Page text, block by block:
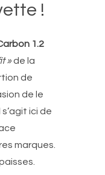
!
1.2
»de la
de
de le
ici de
marques.